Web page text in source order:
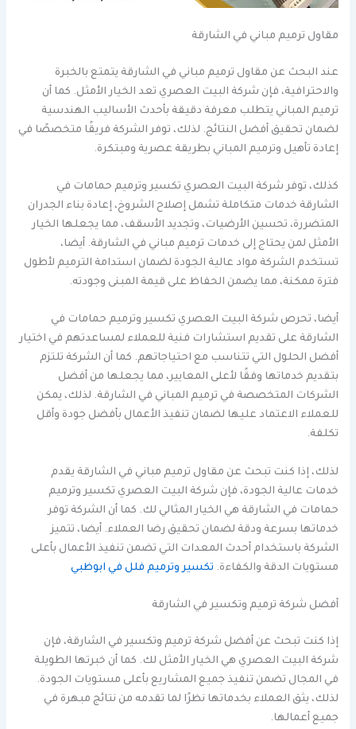
مقاول ترميم مباني في الشارقة
عند البحث عن مقاول ترميم مباني في الشارقة يتمتع بالخبرة
والاحترافية، فإن شركة البيت العصري تعد الخيار الأمثل. كما أن
ترميم المباني يتطلب معرفة دقيقة بأحدث الأساليب الهندسية
لضمان تحقيق أفضل النتائج. لذلك، توفر الشركة فريقًا متخصصًا في
إعادة تأهيل وترميم المباني بطريقة عصرية ومبتكرة.
كذلك، توفر شركة البيت العصري تكسير وترميم حمامات في
الشارقة خدمات متكاملة تشمل إصلاح الشروخ، إعادة بناء الجدران
المتضررة، تحسين الأرضيات، وتجديد الأسقف، مما يجعلها الخيار
الأمثل لمن يحتاج إلى خدمات ترميم مباني في الشارقة. أيضا،
تستخدم الشركة مواد عالية الجودة لضمان استدامة الترميم لأطول
فترة ممكنة، مما يضمن الحفاظ على قيمة المبنى وجودته.
أيضا، تحرص شركة البيت العصري تكسير وترميم حمامات في
الشارقة على تقديم استشارات فنية للعملاء لمساعدتهم في اختيار
أفضل الحلول التي تتناسب مع احتياجاتهم. كما أن الشركة تلتزم
بتقديم خدماتها وفقًا لأعلى المعايير، مما يجعلها من أفضل
الشركات المتخصصة في ترميم المباني في الشارقة. لذلك، يمكن
للعملاء الاعتماد عليها لضمان تنفيذ الأعمال بأفضل جودة وأقل
تكلفة.
لذلك، إذا كنت تبحث عن مقاول ترميم مباني في الشارقة يقدم
خدمات عالية الجودة، فإن شركة البيت العصري تكسير وترميم
حمامات في الشارقة هي الخيار المثالي لك. كما أن الشركة توفر
خدماتها بسرعة ودقة لضمان تحقيق رضا العملاء. أيضا، تتميز
الشركة باستخدام أحدث المعدات التي تضمن تنفيذ الأعمال بأعلى
مستويات الدقة والكفاءة. تكسير وترميم فلل في ابوظبي
أفضل شركة ترميم وتكسير في الشارقة
إذا كنت تبحث عن أفضل شركة ترميم وتكسير في الشارقة، فإن
شركة البيت العصري هي الخيار الأمثل لك. كما أن خبرتها الطويلة
في المجال تضمن تنفيذ جميع المشاريع بأعلى مستويات الجودة.
لذلك، يثق العملاء بخدماتها نظرًا لما تقدمه من نتائج مبهرة في
جميع أعمالها.